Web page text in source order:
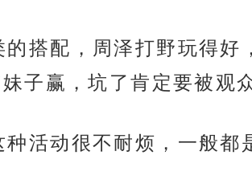
搭配，周泽打野玩得好
子赢，坑了肯定要被观
活动很不耐烦，一般都